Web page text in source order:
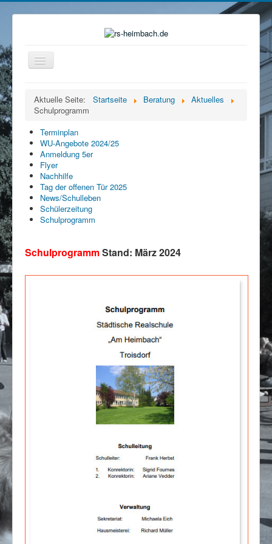
Navigation
an/aus
Organisation
Ganztag
Beratung
Eltern
Förderverein
Mensa
Kontakt
Impressum/Datenschutz
Aktuelle Seite: Startseite Beratung
Aktuelles
Schulprogramm
Terminplan
WU-Angebote 2024/25
Anmeldung 5er
Flyer
Nachhilfe
Tag der offenen Tür 2025
News/Schulleben
Schülerzeitung
Schulprogramm
SchulprogrammStand: März 2024